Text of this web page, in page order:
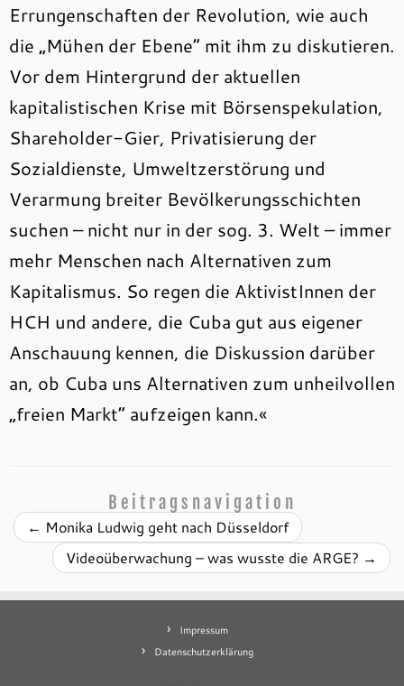
Errungenschaften der Revolution, wie auch
die „Mühen der Ebene“ mit ihm zu diskutieren.
Vor dem Hintergrund der aktuellen
kapitalistischen Krise mit Börsenspekulation,
Shareholder-Gier, Privatisierung der
Sozialdienste, Umweltzerstörung und
Verarmung breiter Bevölkerungsschichten
suchen – nicht nur in der sog. 3. Welt – immer
mehr Menschen nach Alternativen zum
Kapitalismus. So regen die AktivistInnen der
HCH und andere, die Cuba gut aus eigener
Anschauung kennen, die Diskussion darüber
an, ob Cuba uns Alternativen zum unheilvollen
„freien Markt“ aufzeigen kann.«
Beitragsnavigation
← Monika Ludwig geht nach Düsseldorf
Videoüberwachung – was wusste die ARGE? →
Impressum
Datenschutzerklärung